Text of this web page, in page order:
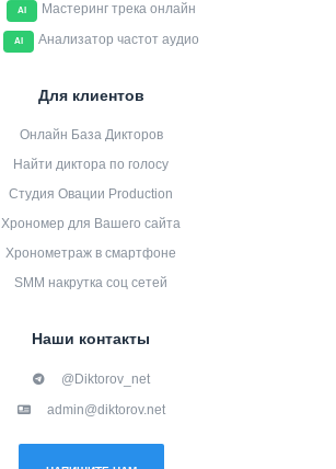
AI Мастеринг трека онлайн
AI Анализатор частот аудио
Для клиентов
Онлайн База Дикторов
Найти диктора по голосу
Студия Овации Production
Хрономер для Вашего сайта
Хронометраж в смартфоне
SMM накрутка соц сетей
Наши контакты
@Diktorov_net
admin@diktorov.net